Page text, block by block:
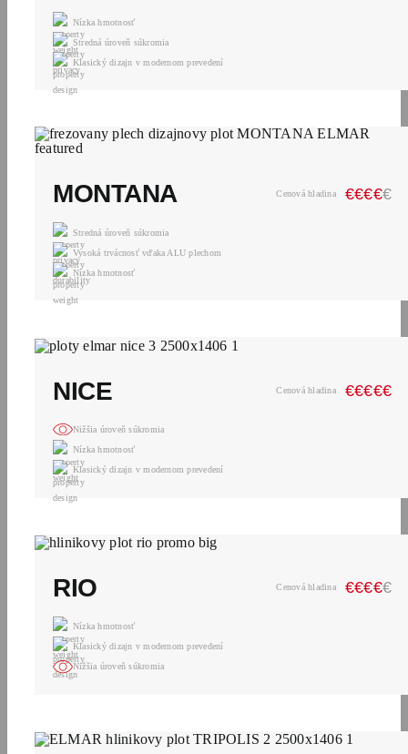
Nízka hmotnosť
Stredná úroveň súkromia
Klasický dizajn v modernom prevedení
MONTANA Cenová hladina €€€€€
Stredná úroveň súkromia
Vysoká trvácnosť vďaka ALU plechom
Nízka hmotnosť
NICE Cenová hladina €€€€€
Nižšia úroveň súkromia
Nízka hmotnosť
Klasický dizajn v modernom prevedení
RIO Cenová hladina €€€€€
Nízka hmotnosť
Klasický dizajn v modernom prevedení
Nižšia úroveň súkromia